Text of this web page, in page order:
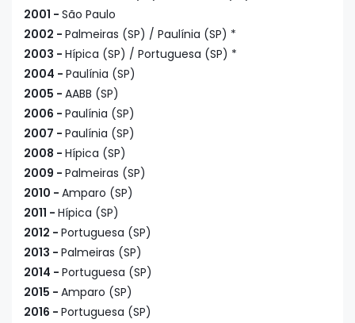
2001 - São Paulo
2002 - Palmeiras (SP) / Paulínia (SP) *
2003 - Hípica (SP) / Portuguesa (SP) *
2004 - Paulínia (SP)
2005 - AABB (SP)
2006 - Paulínia (SP)
2007 - Paulínia (SP)
2008 - Hípica (SP)
2009 - Palmeiras (SP)
2010 - Amparo (SP)
2011 - Hípica (SP)
2012 - Portuguesa (SP)
2013 - Palmeiras (SP)
2014 - Portuguesa (SP)
2015 - Amparo (SP)
2016 - Portuguesa (SP)